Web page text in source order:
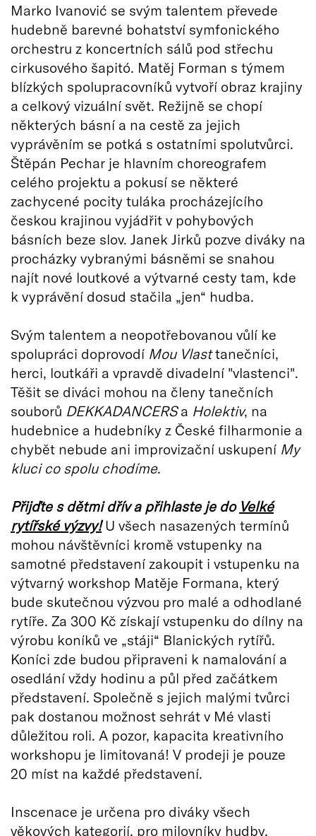
Marko Ivanović se svým talentem převede
hudebně barevné bohatství symfonického
orchestru z koncertních sálů pod střechu
cirkusového šapitó. Matěj Forman s týmem
blízkých spolupracovníků vytvoří obraz krajiny
a celkový vizuální svět. Režijně se chopí
některých básní a na cestě za jejich
vyprávěním se potká s ostatními spolutvůrci.
Štěpán Pechar je hlavním choreografem
celého projektu a pokusí se některé
zachycené pocity tuláka procházejícího
českou krajinou vyjádřit v pohybových
básních beze slov. Janek Jirků pozve diváky na
procházky vybranými básněmi se snahou
najít nové loutkové a výtvarné cesty tam, kde
k vyprávění dosud stačila „jen“ hudba.
Svým talentem a neopotřebovanou vůlí ke
spolupráci doprovodí Mou Vlasttanečníci,
herci, loutkáři a vpravdě divadelní "vlastenci".
Těšit se diváci mohou na členy tanečních
souborů DEKKADANCERSa Holektiv, na
hudebnice a hudebníky z České filharmonie a
chybět nebude ani improvizační uskupení My
kluci co spolu chodíme.
Přijďte s dětmi dřív a přihlaste je do Velké
rytířské výzvy!U všech nasazených termínů
mohou návštěvníci kromě vstupenky na
samotné představení zakoupit i vstupenku na
výtvarný workshop Matěje Formana, který
bude skutečnou výzvou pro malé a odhodlané
rytíře. Za 300 Kč získají vstupenku do dílny na
výrobu koníků ve „stáji“ Blanických rytířů.
Koníci zde budou připraveni k namalování a
osedlání vždy hodinu a půl před začátkem
představení. Společně s jejich malými tvůrci
pak dostanou možnost sehrát v Mé vlasti
důležitou roli. A pozor, kapacita kreativního
workshopu je limitovaná! V prodeji je pouze
20 míst na každé představení.
Inscenace je určena pro diváky všech
věkových kategorií, pro milovníky hudby,